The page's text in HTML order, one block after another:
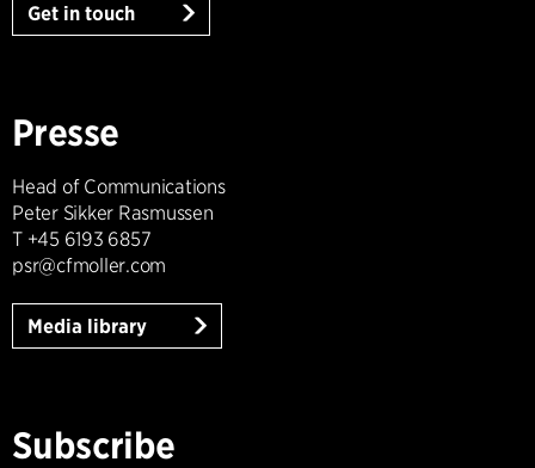
Get in touch
Presse
Head of Communications
Peter Sikker Rasmussen
T +45 6193 6857
psr@cfmoller.com
Media library
Subscribe